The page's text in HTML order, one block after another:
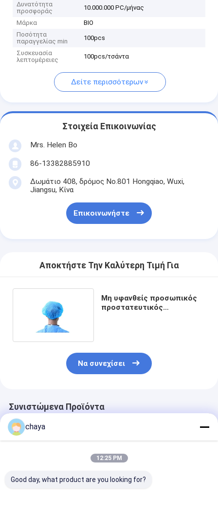
Δυνατότητα
προσφοράς
10.000.000 PC/μήνας
Μάρκα
BIO
Ποσότητα
παραγγελίας min
100pcs
Συσκευασία
λεπτομέρειες
100pcs/τσάντα
Δείτε περισσότερων
Στοιχεία Επικοινωνίας
Mrs. Helen Bo
86-13382885910
Δωμάτιο 408, δρόμος No.801 Hongqiao, Wuxi,
Jiangsu, Κίνα
Επικοινωνήστε
Αποκτήστε Την Καλύτερη Τιμή Για
Μη υφανθείς προσωπικός
προστατευτικός
Να συνεχίσει
Συνιστώμενα Προϊόντα
chaya
12:25 PM
Good day, what product are you looking for?